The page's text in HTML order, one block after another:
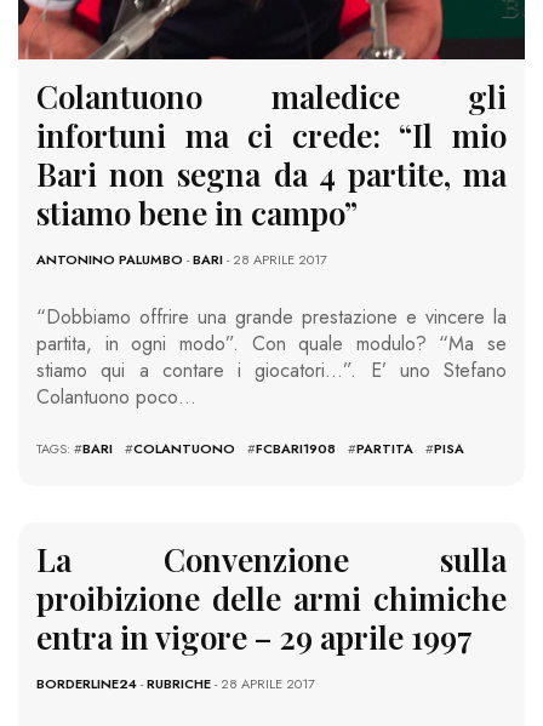
Colantuono maledice gli
infortuni ma ci crede: “Il mio
Bari non segna da 4 partite, ma
stiamo bene in campo”
ANTONINO PALUMBO -BARI- 28 APRILE 2017
“Dobbiamo offrire una grande prestazione e vincere la
partita, in ogni modo”. Con quale modulo? “Ma se
stiamo qui a contare i giocatori…”. E’ uno Stefano
Colantuono poco…
TAGS: #BARI #COLANTUONO #FCBARI1908 #PARTITA #PISA
La Convenzione sulla
proibizione delle armi chimiche
entra in vigore – 29 aprile 1997
BORDERLINE24-RUBRICHE- 28 APRILE 2017